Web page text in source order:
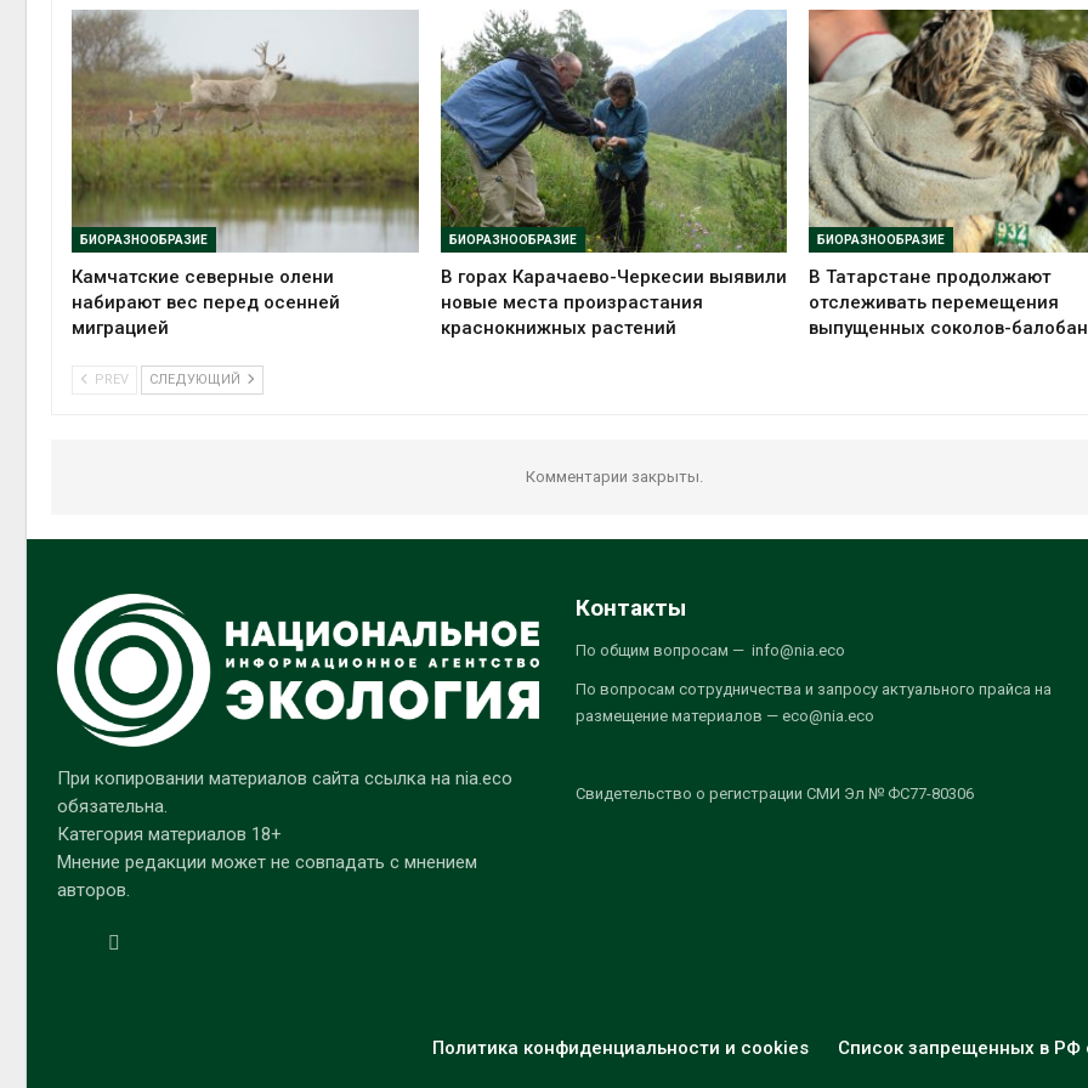
БИОРАЗНООБРАЗИЕ
Камчатские северные олени
набирают вес перед осенней
миграцией
БИОРАЗНООБРАЗИЕ
В горах Карачаево-Черкесии выявили
новые места произрастания
краснокнижных растений
БИОРАЗНООБРАЗИЕ
В Татарстане продолжают
отслеживать перемещения
выпущенных соколов-
PREV СЛЕДУЮЩИЙ
Комментарии закрыты.
При копировании материалов сайта ссылка на nia.eco
обязательна.
Категория материалов 18+
Мнение редакции может не совпадать с мнением
авторов.
Контакты
По общим вопросам — info@nia.eco
По вопросам сотрудничества и запросу актуального прайса на
размещение материалов — eco@nia.eco
Свидетельство о регистрации СМИ Эл № ФС77-80306
Политика конфиденциальности и cookies Список запрещенных в РФ